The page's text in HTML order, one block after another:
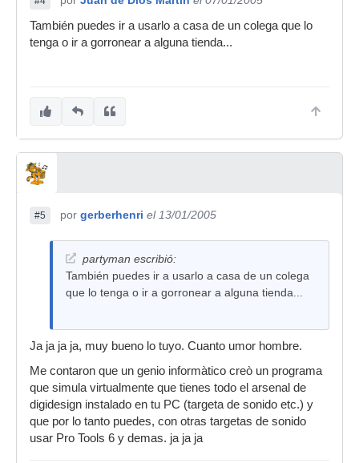
También puedes ir a usarlo a casa de un colega que lo
tenga o ir a gorronear a alguna tienda...
#5 por gerberhenri el 13/01/2005
partyman escribió:
También puedes ir a usarlo a casa de un colega
que lo tenga o ir a gorronear a alguna tienda...
Ja ja ja ja, muy bueno lo tuyo. Cuanto umor hombre.
Me contaron que un genio informàtico creò un programa
que simula virtualmente que tienes todo el arsenal de
digidesign instalado en tu PC (targeta de sonido etc.) y
que por lo tanto puedes, con otras targetas de sonido
usar Pro Tools 6 y demas. ja ja ja